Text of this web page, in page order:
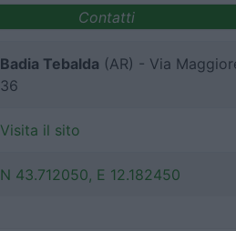
Contatti
Badia Tebalda (AR) - Via
36
Visita il sito
N 43.712050, E 12.182450